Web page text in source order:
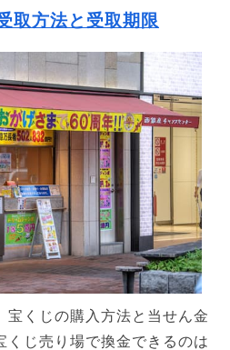
取方法と受取期限
宝くじの購入方法と当せん金
くじ売り場で換金できるのは